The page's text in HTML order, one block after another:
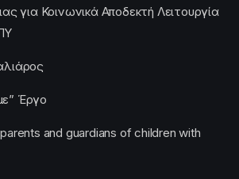
για Κοινωνικά Αποδεκτή Λειτουργία
Έργο
and guardians of children with